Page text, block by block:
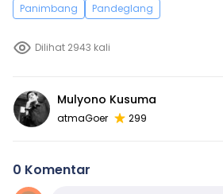
Panimbang Pandeglang
Dilihat 2943 kali
Mulyono Kusuma
atmaGoer 299
0 Komentar